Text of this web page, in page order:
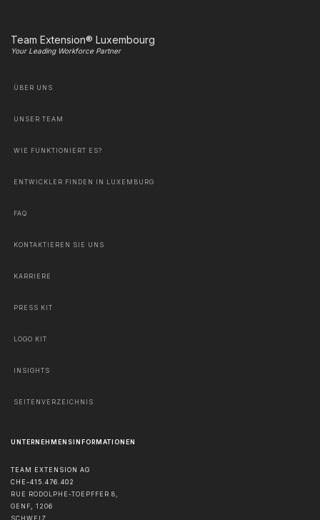
Team Extension® Luxembourg
Your Leading Workforce Partner
ÜBER UNS
UNSER TEAM
WIE FUNKTIONIERT ES?
ENTWICKLER FINDEN IN LUXEMBURG
FAQ
KONTAKTIEREN SIE UNS
KARRIERE
PRESS KIT
LOGO KIT
INSIGHTS
SEITENVERZEICHNIS
UNTERNEHMENSINFORMATIONEN
TEAM EXTENSION AG
CHE-415.476.402
RUE RODOLPHE-TOEPFFER 8,
GENF, 1206